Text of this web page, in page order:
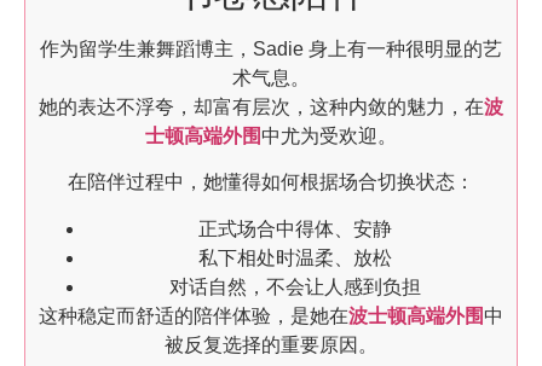
作为留学生兼舞蹈博主，Sadie 身上有一种很明显的艺
术气息。
她的表达不浮夸，却富有层次，这种内敛的魅力，在波
士顿高端外围 中尤为受欢迎。
在陪伴过程中，她懂得如何根据场合切换状态：
正式场合中得体、安静
私下相处时温柔、放松
对话自然，不会让人感到负担
这种稳定而舒适的陪伴体验，是她在波士顿高端外围 中
被反复选择的重要原因。